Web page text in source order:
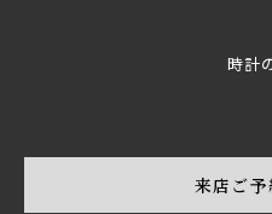
時計
来店ご予